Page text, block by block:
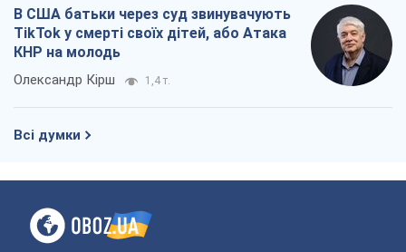
В США батьки через суд звинувачують
TikTok у смерті своїх дітей, або Атака
КНР на молодь
Олександр Кірш 1,4 т.
Всі думки